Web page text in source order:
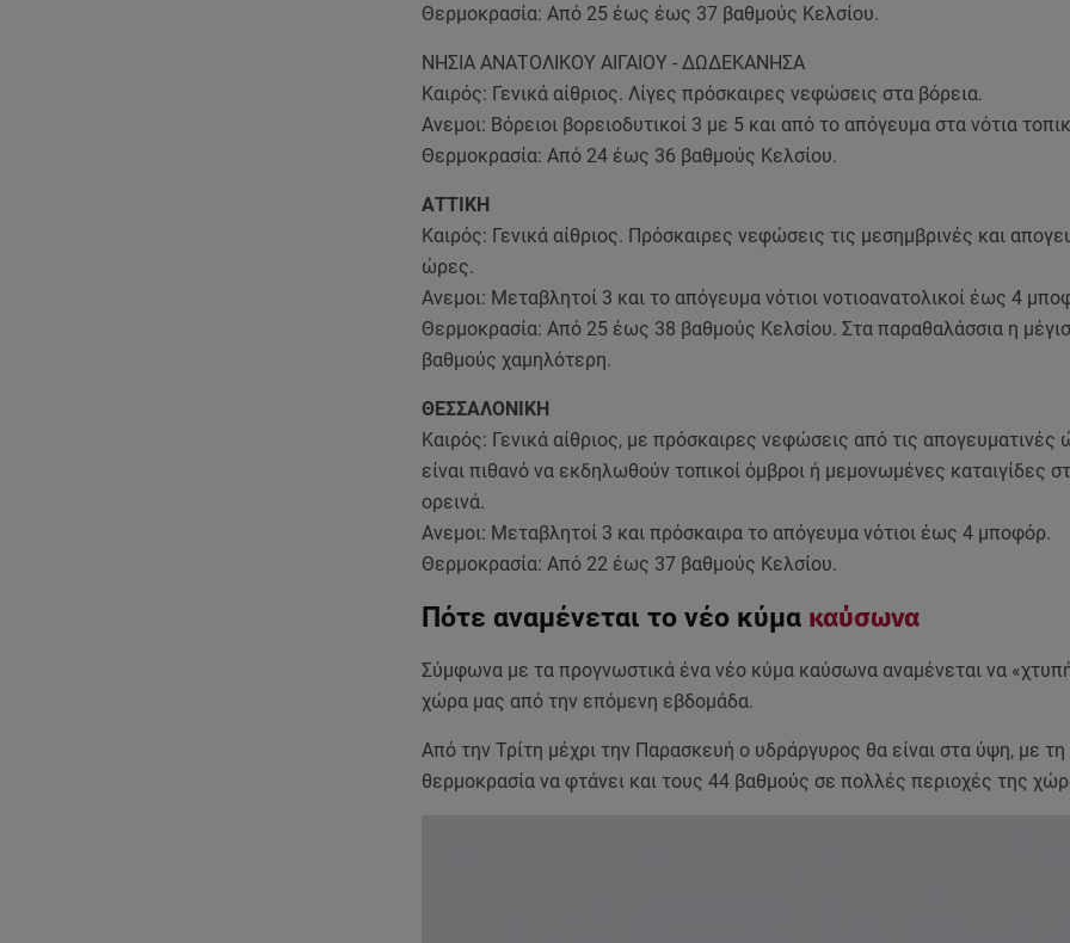
Θερμοκρασία: Από 25 έως έως 37 βαθμούς Κελσίου.
ΝΗΣΙΑ ΑΝΑΤΟΛΙΚΟΥ ΑΙΓΑΙΟΥ - ΔΩΔΕΚΑΝΗΣΑ
Καιρός: Γενικά αίθριος. Λίγες πρόσκαιρες νεφώσεις στα βόρεια.
Ανεμοι: Βόρειοι βορειοδυτικοί 3 με 5 και από το απόγευμα στα νότια
Θερμοκρασία: Από 24 έως 36 βαθμούς Κελσίου.
ΑΤΤΙΚΗ
Καιρός: Γενικά αίθριος. Πρόσκαιρες νεφώσεις τις μεσημβρινές και
ώρες.
Ανεμοι: Μεταβλητοί 3 και το απόγευμα νότιοι νοτιοανατολικοί έως 4
Θερμοκρασία: Από 25 έως 38 βαθμούς Κελσίου. Στα παραθαλάσσια η
βαθμούς χαμηλότερη.
ΘΕΣΣΑΛΟΝΙΚΗ
Καιρός: Γενικά αίθριος, με πρόσκαιρες νεφώσεις από τις απογευματινές
είναι πιθανό να εκδηλωθούν τοπικοί όμβροι ή μεμονωμένες καταιγίδες
ορεινά.
Ανεμοι: Μεταβλητοί 3 και πρόσκαιρα το απόγευμα νότιοι έως 4 μποφόρ.
Θερμοκρασία: Από 22 έως 37 βαθμούς Κελσίου.
Πότε αναμένεται το νέο κύμα καύσωνα
Σύμφωνα με τα προγνωστικά ένα νέο κύμα καύσωνα αναμένεται να
χώρα μας από την επόμενη εβδομάδα.
Από την Τρίτη μέχρι την Παρασκευή ο υδράργυρος θα είναι στα ύψη, με τη
θερμοκρασία να φτάνει και τους 44 βαθμούς σε πολλές περιοχές της